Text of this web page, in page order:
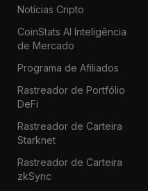
Notícias Cripto
CoinStats AI Inteligência
de Mercado
Programa de Afiliados
Rastreador de Portfólio
DeFi
Rastreador de Carteira
Starknet
Rastreador de Carteira
zkSync